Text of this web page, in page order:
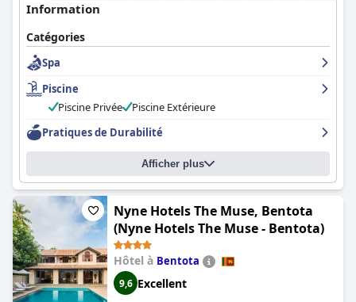
Information
Catégories
Spa
Piscine
Piscine Privée
Piscine Extérieure
Pratiques de Durabilité
Afficher plus
Nyne Hotels The Muse, Bentota
(Nyne Hotels The Muse - Bentota)
Hôtel à Bentota
9,6 Excellent